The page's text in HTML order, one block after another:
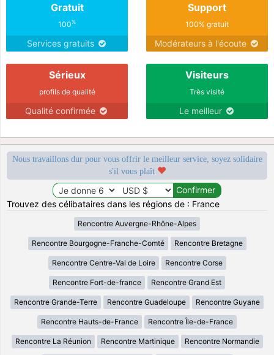
Gratuit
100%
Services gratuits
Support
100% gratuit
Modérateurs à l'écoute
Sérieux
profils de qualité
Qualité confirmée
Visiteurs
Très visité
Le meilleur
Nous travaillons dur pour vous offrir le meilleur service, soyez solidaire
s'il vous plaît
Trouvez des célibataires dans les régions de : France
Rencontre Auvergne-Rhône-Alpes
Rencontre Bourgogne-Franche-Comté Rencontre Bretagne
Rencontre Centre-Val de Loire Rencontre Corse
Rencontre Fort-de-france Rencontre Grand Est
Rencontre Grande-Terre Rencontre Guadeloupe Rencontre Guyane
Rencontre Hauts-de-France Rencontre Île-de-France
Rencontre La Réunion Rencontre Martinique Rencontre Normandie